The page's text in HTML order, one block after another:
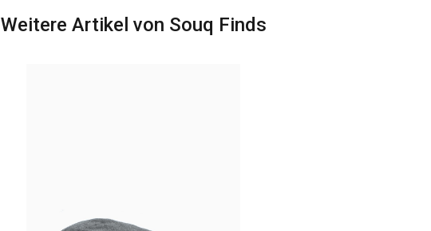
Weitere Artikel von Souq Finds